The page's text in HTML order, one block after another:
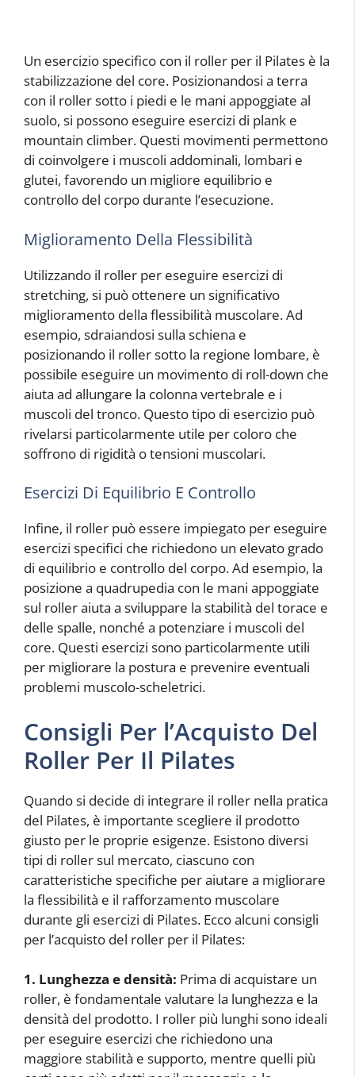
Un esercizio specifico con il roller per il Pilates è la
stabilizzazione del core. Posizionandosi a terra
con il roller sotto i piedi e le mani appoggiate al
suolo, si possono eseguire esercizi di plank e
mountain climber. Questi movimenti permettono
di coinvolgere i muscoli addominali, lombari e
glutei, favorendo un migliore equilibrio e
controllo del corpo durante l’esecuzione.
Miglioramento Della Flessibilità
Utilizzando il roller per eseguire esercizi di
stretching, si può ottenere un significativo
miglioramento della flessibilità muscolare. Ad
esempio, sdraiandosi sulla schiena e
posizionando il roller sotto la regione lombare, è
possibile eseguire un movimento di roll-down che
aiuta ad allungare la colonna vertebrale e i
muscoli del tronco. Questo tipo di esercizio può
rivelarsi particolarmente utile per coloro che
soffrono di rigidità o tensioni muscolari.
Esercizi Di Equilibrio E Controllo
Infine, il roller può essere impiegato per eseguire
esercizi specifici che richiedono un elevato grado
di equilibrio e controllo del corpo. Ad esempio, la
posizione a quadrupedia con le mani appoggiate
sul roller aiuta a sviluppare la stabilità del torace e
delle spalle, nonché a potenziare i muscoli del
core. Questi esercizi sono particolarmente utili
per migliorare la postura e prevenire eventuali
problemi muscolo-scheletrici.
Consigli Per l’Acquisto Del
Roller Per Il Pilates
Quando si decide di integrare il roller nella pratica
del Pilates, è importante scegliere il prodotto
giusto per le proprie esigenze. Esistono diversi
tipi di roller sul mercato, ciascuno con
caratteristiche specifiche per aiutare a migliorare
la flessibilità e il rafforzamento muscolare
durante gli esercizi di Pilates. Ecco alcuni consigli
per l’acquisto del roller per il Pilates:
1. Lunghezza e densità: Prima di acquistare un
roller, è fondamentale valutare la lunghezza e la
densità del prodotto. I roller più lunghi sono ideali
per eseguire esercizi che richiedono una
maggiore stabilità e supporto, mentre quelli più